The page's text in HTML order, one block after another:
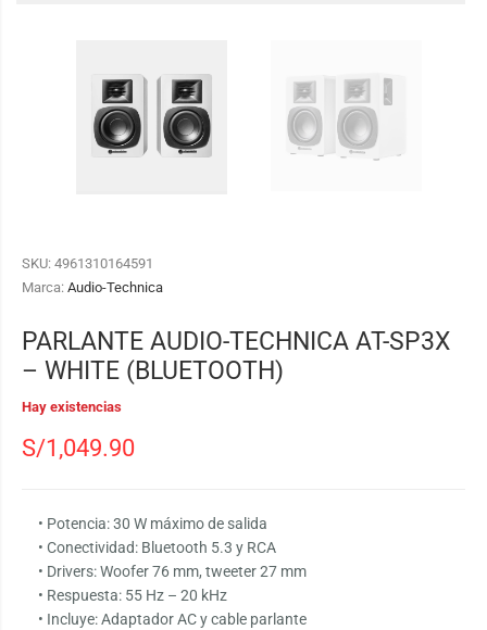
SKU: 4961310164591
Marca: Audio-Technica
PARLANTE AUDIO-TECHNICA AT-SP3X
– WHITE (BLUETOOTH)
Hay existencias
S/1,049.90
• Potencia: 30 W máximo de salida
• Conectividad: Bluetooth 5.3 y RCA
• Drivers: Woofer 76 mm, tweeter 27 mm
• Respuesta: 55 Hz – 20 kHz
• Incluye: Adaptador AC y cable parlante